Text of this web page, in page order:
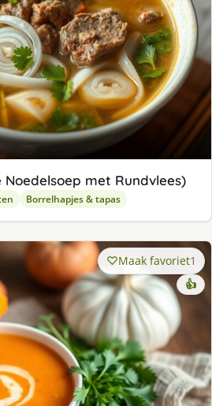
Noedelsoep met Rundvlees)
Borrelhapjes & tapas
Maak favoriet1
👍